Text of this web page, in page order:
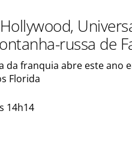
russa de
da franquia abre este ano
Florida
14h14